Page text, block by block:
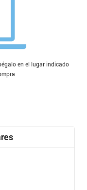
en el lugar indicado